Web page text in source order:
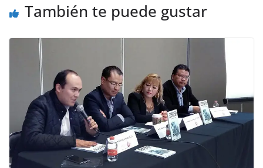
También te puede gustar